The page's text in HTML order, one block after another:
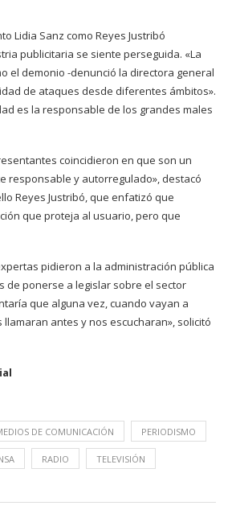
Lidia Sanz como Reyes Justribó
publicitaria se siente perseguida. «La
el demonio -denunció la directora general
de ataques desde diferentes ámbitos».
es la responsable de los grandes males
coincidieron en que son un
responsable y autorregulado», destacó
Reyes Justribó, que enfatizó que
que proteja al usuario, pero que
pidieron a la administración pública
de ponerse a legislar sobre el sector
que alguna vez, cuando vayan a
antes y nos escucharan», solicitó
DE COMUNICACIÓN PERIODISMO
RADIO TELEVISIÓN